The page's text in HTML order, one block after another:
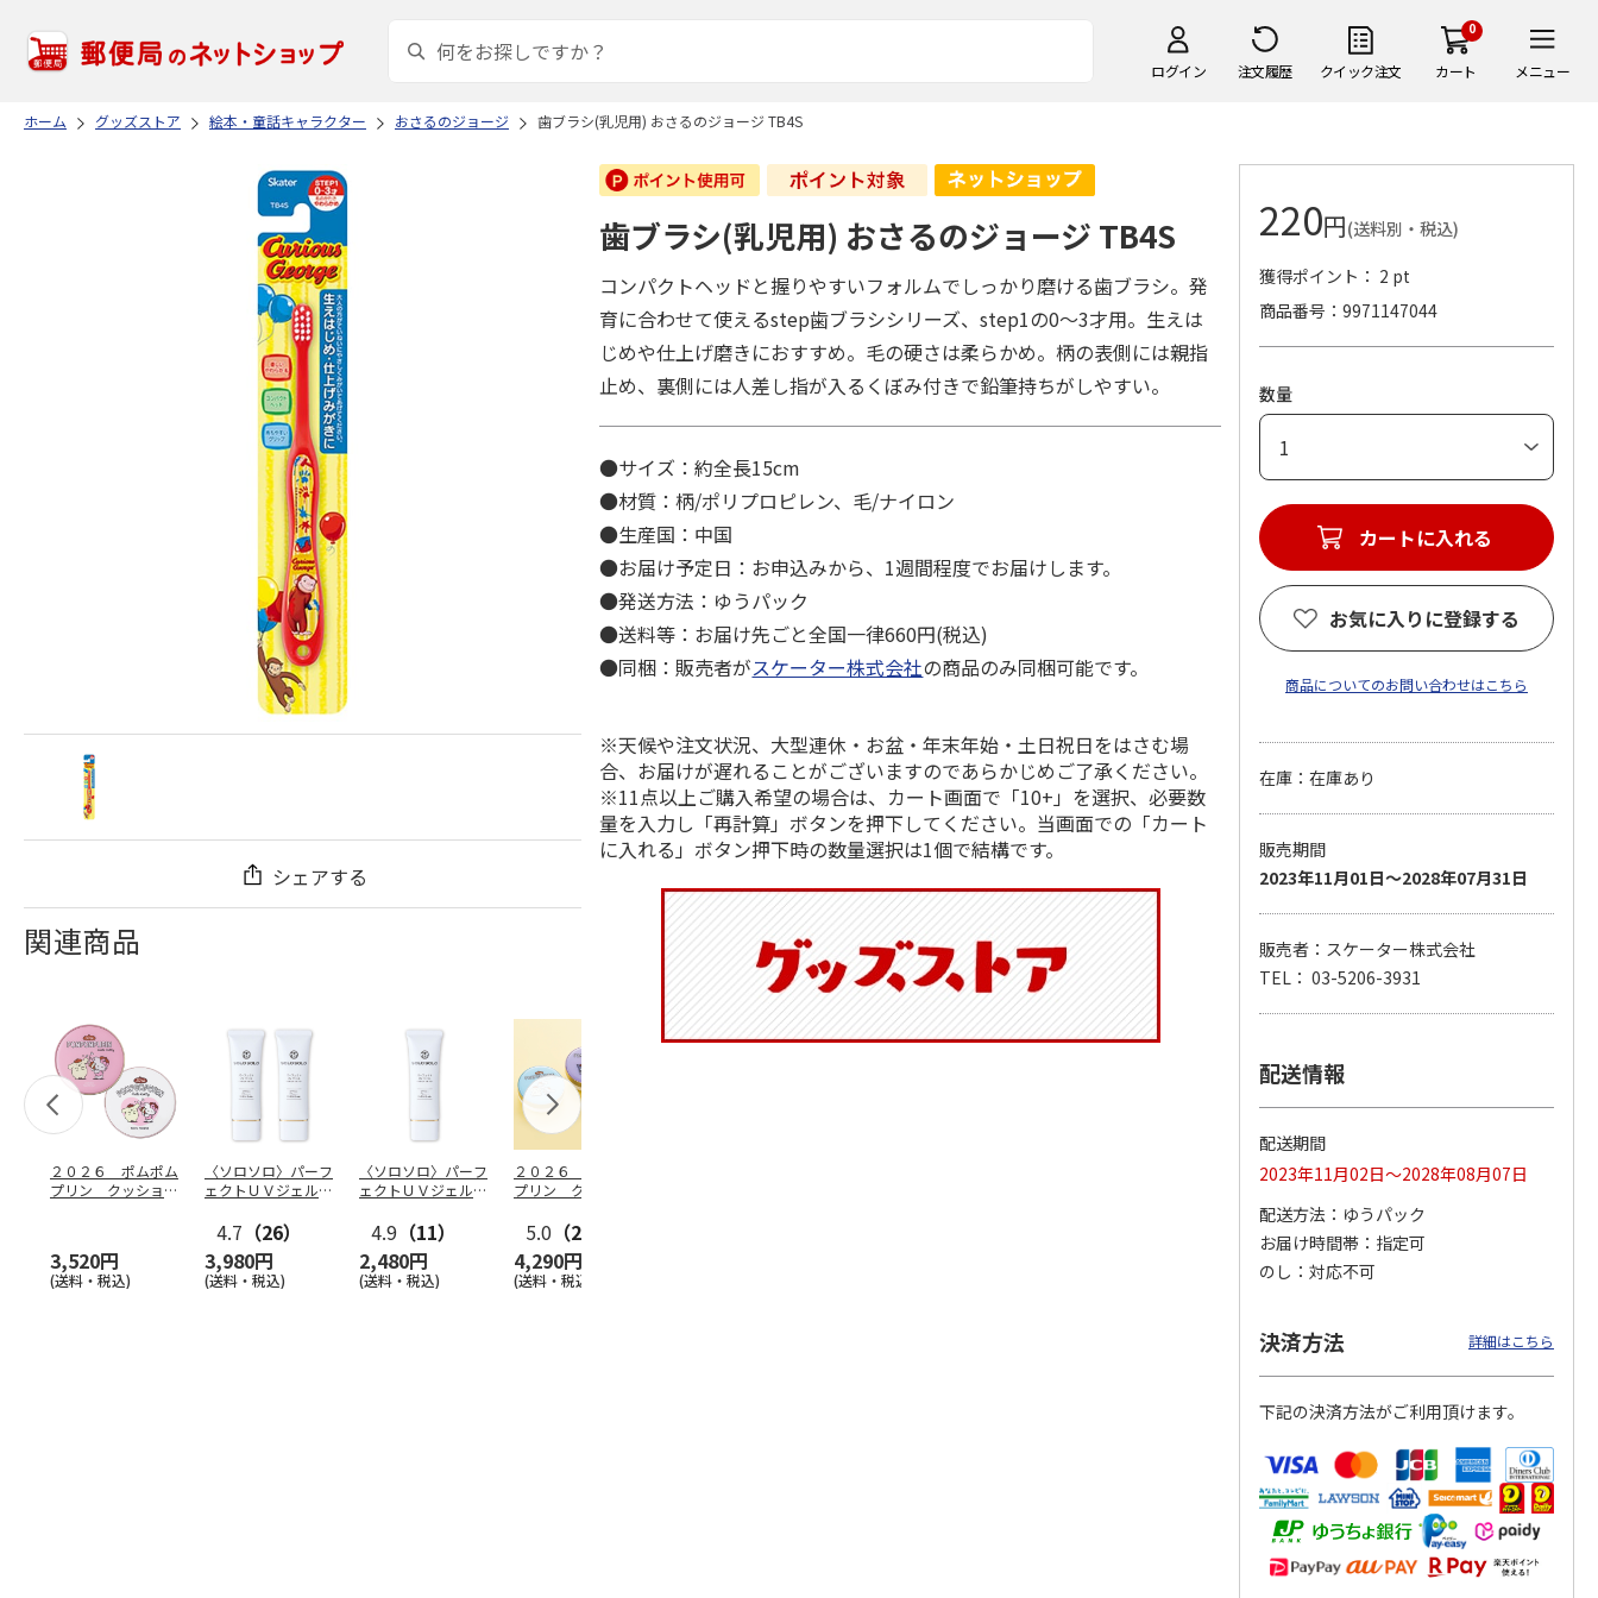
ログイン 注文履歴 クイック注文
0
カート メニュー
ホーム グッズストア 絵本・童話キャラクター おさるのジョージ 歯ブラシ(乳児用) おさるのジョージ TB4S
シェアする
関連商品
２０２６ ポムポム
プリン クッション
3,520円
(送料・税込)
〈ソロソロ〉パーフ
ェクトＵＶジェル
4.7 （26）
3,980円
(送料・税込)
〈ソロソロ〉パーフ
ェクトＵＶジェル
4.9 （11）
2,480円
(送料・税込)
２０２６ ポムポム
プリン クッション
個セ…
5.0 （2）
4,290円
(送料・税込)
〈ソロソロ〉パーフ
２本
4.8（12）
3,980円
(送料・税込)
〈ソロソロ〉アクア
歯ブラシ(乳児用) おさるのジョージ TB4S
コンパクトヘッドと握りやすいフォルムでしっかり磨ける歯ブラシ。発
育に合わせて使えるstep歯ブラシシリーズ、step1の0～3才用。生えは
じめや仕上げ磨きにおすすめ。毛の硬さは柔らかめ。柄の表側には親指
止め、裏側には人差し指が入るくぼみ付きで鉛筆持ちがしやすい。
●サイズ：約全長15cm
●材質：柄/ポリプロピレン、毛/ナイロン
●生産国：中国
●お届け予定日：お申込みから、1週間程度でお届けします。
●発送方法：ゆうパック
●送料等：お届け先ごと全国一律660円(税込)
●同梱：販売者がスケーター株式会社の商品のみ同梱可能です。
※天候や注文状況、大型連休・お盆・年末年始・土日祝日をはさむ場
合、お届けが遅れることがございますのであらかじめご了承ください。
※11点以上ご購入希望の場合は、カート画面で「10+」を選択、必要数
量を入力し「再計算」ボタンを押下してください。当画面での「カート
に入れる」ボタン押下時の数量選択は1個で結構です。
220円(送料別・税込)
獲得ポイント： 2 pt
商品番号
9971147044
数量
カートに入れる
お気に入りに登録する
商品についてのお問い合わせはこちら
在庫：在庫あり
販売期間
2023年11月01日～2028年07月31日
販売者：スケーター株式会社
TEL： 03-5206-3931
配送情報
配送期間
2023年11月02日～2028年08月07日
配送方法
ゆうパック
お届け時間帯
指定可
のし
対応不可
決済方法 詳細はこちら
下記の決済方法がご利用頂けます。